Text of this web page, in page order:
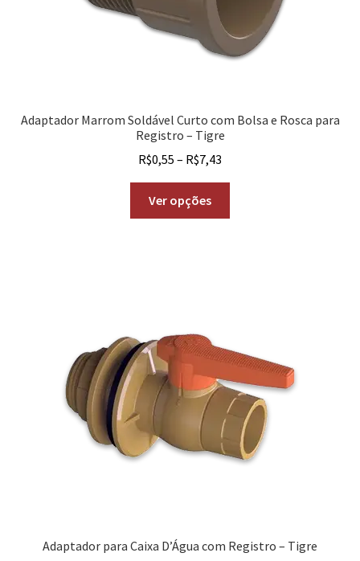
Adaptador Marrom Soldável Curto com Bolsa e Rosca para
Registro – Tigre
R$0,55 – R$7,43
Ver opções
Adaptador para Caixa D’Água com Registro – Tigre